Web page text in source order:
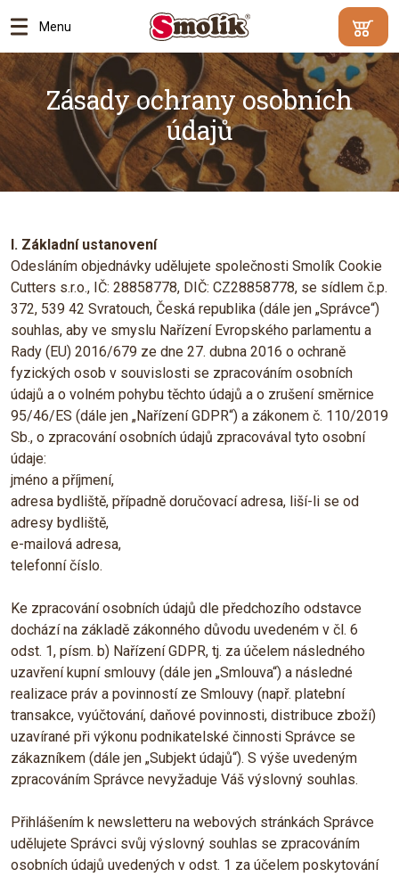
Menu
Váš
košík je
prázdný
Min.
hodnota
500
Kč |
Proč?
Přejít
Zásady ochrany osobních
údajů
I. Základní ustanovení
Odesláním objednávky udělujete společnosti Smolík Cookie
Cutters s.r.o., IČ: 28858778, DIČ: CZ28858778, se sídlem č.p.
372, 539 42 Svratouch, Česká republika (dále jen „Správce“)
souhlas, aby ve smyslu Nařízení Evropského parlamentu a
Rady (EU) 2016/679 ze dne 27. dubna 2016 o ochraně
fyzických osob v souvislosti se zpracováním osobních
údajů a o volném pohybu těchto údajů a o zrušení směrnice
95/46/ES (dále jen „Nařízení GDPR“) a zákonem č. 110/2019
Sb., o zpracování osobních údajů zpracovával tyto osobní
údaje:
jméno a příjmení,
adresa bydliště, případně doručovací adresa, liší-li se od
adresy bydliště,
e-mailová adresa,
telefonní číslo.
Ke zpracování osobních údajů dle předchozího odstavce
dochází na základě zákonného důvodu uvedeném v čl. 6
odst. 1, písm. b) Nařízení GDPR, tj. za účelem následného
uzavření kupní smlouvy (dále jen „Smlouva“) a následné
realizace práv a povinností ze Smlouvy (např. platební
transakce, vyúčtování, daňové povinnosti, distribuce zboží)
uzavírané při výkonu podnikatelské činnosti Správce se
zákazníkem (dále jen „Subjekt údajů“). S výše uvedeným
zpracováním Správce nevyžaduje Váš výslovný souhlas.
Přihlášením k newsletteru na webových stránkách Správce
udělujete Správci svůj výslovný souhlas se zpracováním
osobních údajů uvedených v odst. 1 za účelem poskytování